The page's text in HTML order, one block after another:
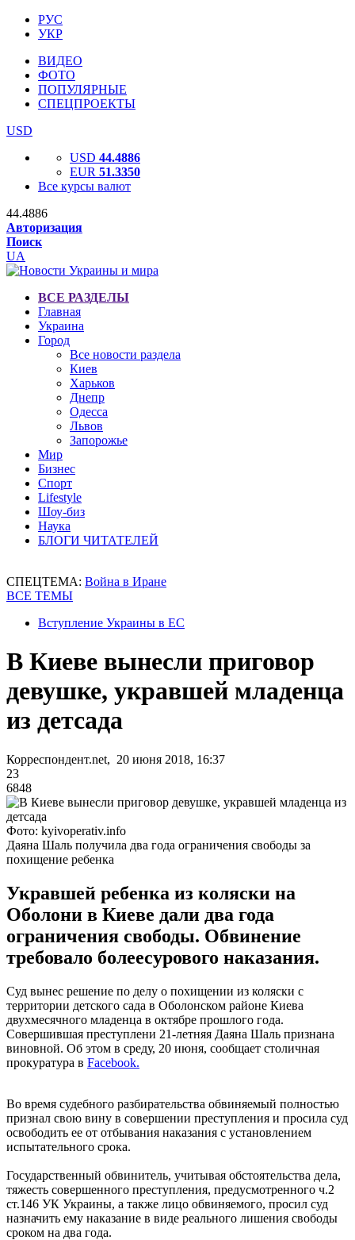
РУС
УКР
ВИДЕО
ФОТО
ПОПУЛЯРНЫЕ
СПЕЦПРОЕКТЫ
USD
USD 44.4886
EUR 51.3350
Все курсы валют
44.4886
Авторизация
Поиск
UA
ВСЕ РАЗДЕЛЫ
Главная
Украина
Город
Все новости раздела
Киев
Харьков
Днепр
Одесса
Львов
Запорожье
Мир
Бизнес
Спорт
Lifestyle
Шоу-биз
Наука
БЛОГИ ЧИТАТЕЛЕЙ
СПЕЦТЕМА: Война в Иране
ВСЕ ТЕМЫ
Вступление Украины в ЕС
В Киеве вынесли приговор
девушке, укравшей младенца
из детсада
Корреспондент.net, 20 июня 2018, 16:37
23
6848
Фото: kyivoperativ.info
Даяна Шаль получила два года ограничения свободы за
похищение ребенка
Укравшей ребенка из коляски на
Оболони в Киеве дали два года
ограничения свободы. Обвинение
требовало болеесурового наказания.
Суд вынес решение по делу о похищении из коляски с
территории детского сада в Оболонском районе Киева
двухмесячного младенца в октябре прошлого года.
Совершившая преступлени 21-летняя Даяна Шаль признана
виновной. Об этом в среду, 20 июня, сообщает столичная
прокуратура в Facebook.
Во время судебного разбирательства обвиняемый полностью
признал свою вину в совершении преступления и просила суд
освободить ее от отбывания наказания с установлением
испытательного срока.
Государственный обвинитель, учитывая обстоятельства дела,
тяжесть совершенного преступления, предусмотренного ч.2
ст.146 УК Украины, а также лицо обвиняемого, просил суд
назначить ему наказание в виде реального лишения свободы
сроком на два года.